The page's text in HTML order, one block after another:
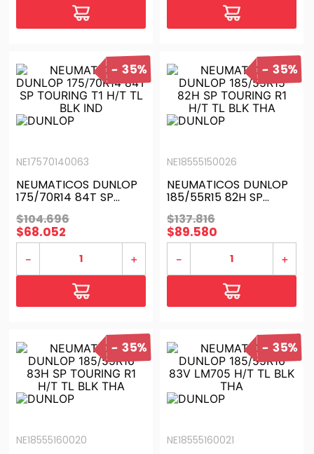
35%
NE17570140063
NEUMATICOS DUNLOP
175/70R14 84T SP
TOURING T1 H/T TL BLK
IND
$104.696
$68.052
＋
－
35%
NE18555150026
NEUMATICOS DUNLOP
185/55R15 82H SP
TOURING R1 H/T TL BLK
THA
$137.816
$89.580
＋
－
35%
NE18555160020
35%
NE18555160021